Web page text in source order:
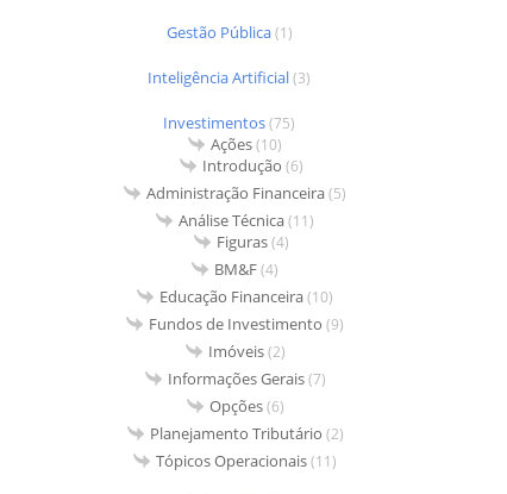
Gestão Pública(1)
Inteligência Artificial(3)
Investimentos(75)
Ações(10)
Introdução (6)
Administração Financeira(5)
Análise Técnica(11)
Figuras(4)
BM&F(4)
Educação Financeira(10)
Fundos de Investimento (9)
Imóveis(2)
Informações Gerais(7)
Opções(6)
Planejamento Tributário (2)
Tópicos Operacionais(11)